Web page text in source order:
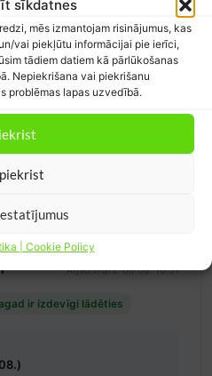
sīkdatnes
mēs izmantojam risinājumus, kas
vai piekļūtu informācijai pie ierīci,
tādiem datiem kā pārlūkošanas
Nepiekrišana vai piekrišanu
problēmas lapas uzvedībā.
| Cookie Policy
atlaides kods
UZLĀDE
5AC0B6, kad izveido
savai pirmajai uzlādei.
04.08.2026
Atjaunināts: 08.08. 10:31
ir izdevīgi lādēties